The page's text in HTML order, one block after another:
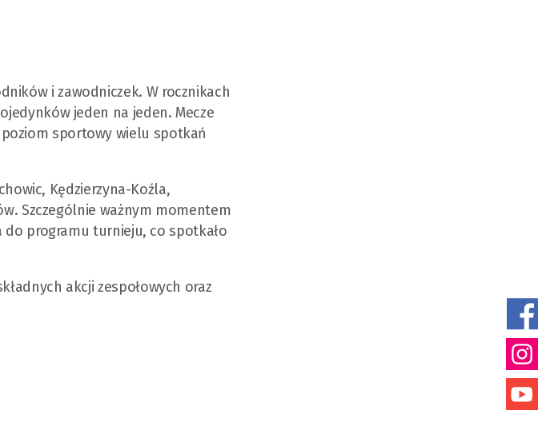
i zawodniczek. W rocznikach
jeden na jeden. Mecze
sportowy wielu spotkań
Kędzierzyna-Koźla,
Szczególnie ważnym momentem
do programu turnieju, co spotkało
akcji zespołowych oraz